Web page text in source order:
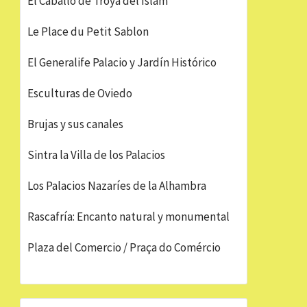
Le Place du Petit Sablon
El Generalife Palacio y Jardín Histórico
Esculturas de Oviedo
Brujas y sus canales
Sintra la Villa de los Palacios
Los Palacios Nazaríes de la Alhambra
Rascafría: Encanto natural y monumental
Plaza del Comercio / Praça do Comércio